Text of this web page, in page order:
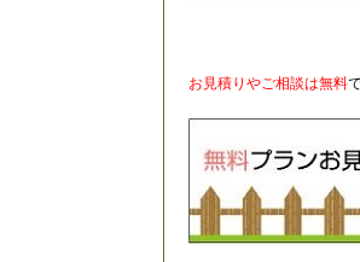
お見積りやご相談は無料